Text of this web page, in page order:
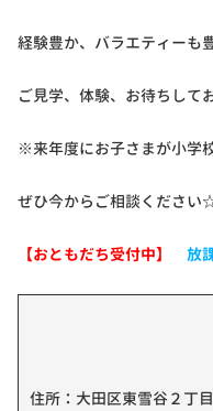
経験豊か、バラエティーも
ご見学、体験、お待ちして
※来年度にお子さまが小学
ぜひ今からご相談ください
【おともだち受付中】 放
住所：大田区東雪谷２丁